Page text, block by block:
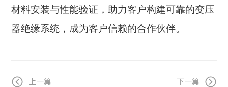
材料安装与性能验证，助力客户构建可靠的变压
器绝缘系统，成为客户信赖的合作伙伴。
上一篇 下一篇